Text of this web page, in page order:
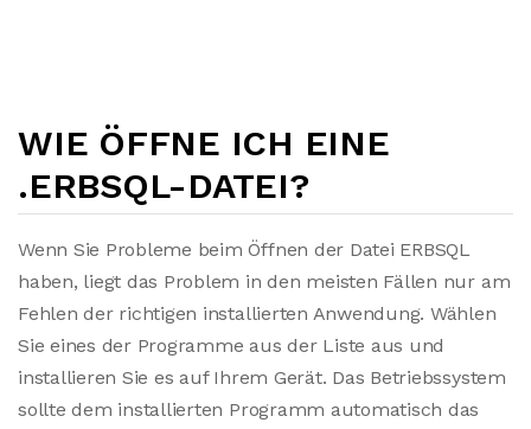
WIE ÖFFNE ICH EINE
.ERBSQL-DATEI?
Wenn Sie Probleme beim Öffnen der Datei ERBSQL
haben, liegt das Problem in den meisten Fällen nur am
Fehlen der richtigen installierten Anwendung. Wählen
Sie eines der Programme aus der Liste aus und
installieren Sie es auf Ihrem Gerät. Das Betriebssystem
sollte dem installierten Programm automatisch das